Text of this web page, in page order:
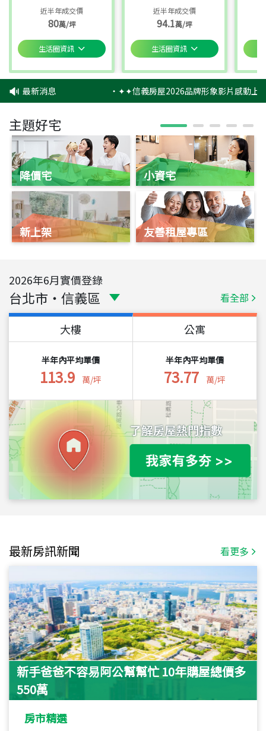
近半年成交價
80萬/坪
生活圈資訊
近半年成交價
94.1萬/坪
生活圈資訊
最新消息 ‧✦✦信義房屋2026品牌形象影片感動上
主題好宅
降價宅
新上架
小資宅
友善租屋專區
2026年6月實價登錄
台北市 ・ 信義區 看全部
大樓
半年內平均單價
113.9 萬/坪
公寓
半年內平均單價
73.77 萬/坪
最新房訊新聞 看更多
新手爸爸不容易阿公幫幫忙 10年購屋總價多
550萬
房市精選